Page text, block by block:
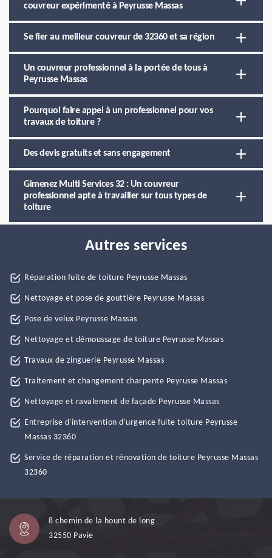
couvreur expérimenté à Peyrusse Massas
Se fier au meilleur couvreur de 32360 et sa région
Un couvreur professionnel à la portée de tous à
Peyrusse Massas
Pourquoi faire appel à un professionnel pour vos
travaux de toiture ?
Des devis gratuits et sans engagement
Gimenez Multi Services 32 : Un couvreur
professionnel apte à travailler sur tous types de
toiture
Autres services
Réparation fuite de toiture Peyrusse Massas
Nettoyage et pose de gouttière Peyrusse Massas
Pose de velux Peyrusse Massas
Nettoyage et démoussage de toiture Peyrusse Massas
Travaux de zinguerie Peyrusse Massas
Traitement et changement charpente Peyrusse Massas
Nettoyage et ravalement de façade Peyrusse Massas
Entreprise d'intervention d'urgence fuite toiture Peyrusse
Massas 32360
Service de réparation et rénovation de toiture Peyrusse Massas
32360
8 chemin de la hount de long
32550 Pavie